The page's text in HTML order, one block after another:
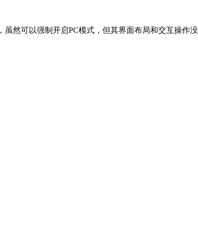
然可以强制开启PC模式，但其界面布局和交互操作